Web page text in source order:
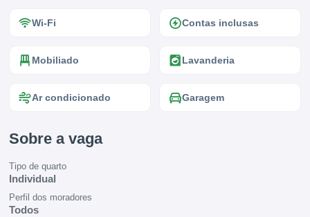
Wi-Fi Contas inclusas
Mobiliado Lavanderia
Ar condicionado Garagem
Sobre a vaga
Tipo de quarto
Individual
Perfil dos moradores
Todos